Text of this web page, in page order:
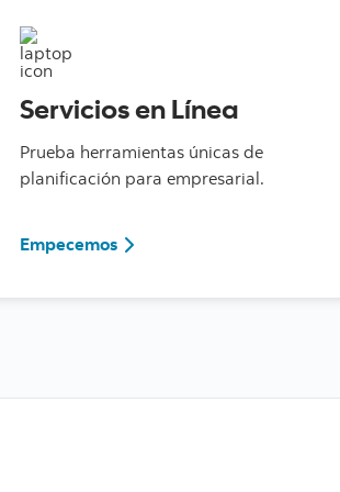
Servicios en Línea
Prueba herramientas únicas de
planificación para empresarial.
EmpecemosConoce más sobre